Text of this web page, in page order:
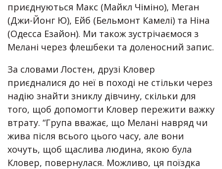
приєднуються Макс (Майкл Чіміно), Меган
(Джи-Йонг Ю), Ейб (Бельмонт Камелі) та Ніна
(Одесса Езайон). Ми також зустрічаємося з
Мелані через флешбеки та доленосний запис.
За словами Лостен, друзі Кловер
приєдналися до неї в поході не стільки через
надію знайти зниклу дівчину, скільки для
того, щоб допомогти Кловер пережити важку
втрату. “Група вважає, що Мелані навряд чи
жива після всього цього часу, але вони
хочуть, щоб щаслива людина, якою була
Кловер, повернулася. Можливо, ця поїздка